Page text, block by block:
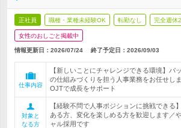
正社員 職種・業種未経験OK 転勤なし 完全週休
女性のおしごと掲載中
情報更新日：2026/07/24 終了予定日： 2026/09/03
仕事内容
【新しいことにチャレンジできる環境】バ
の仕組みづくりを担う人事業務をお任せし
OJTで成長をサポート
対象と
なる方
【経験不問で人事ポジションに挑戦でき
ある方、変化を楽しめる方を歓迎します／
ャル採用です